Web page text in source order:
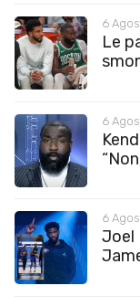
6
Le
6
6
Joel